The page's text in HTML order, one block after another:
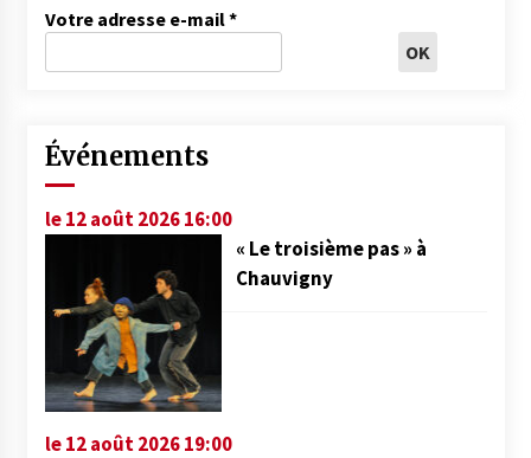
Votre adresse e-mail*
Événements
le 12 août 2026 16:00
« Le troisième pas » à
Chauvigny
le 12 août 2026 19:00